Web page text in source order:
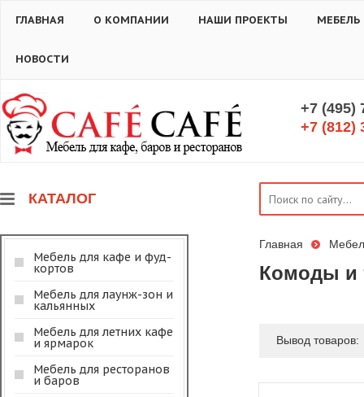
ГЛАВНАЯ О КОМПАНИИ НАШИ ПРОЕКТЫ
НОВОСТИ
+7 (495)
+7 (812)
КАТАЛОГ
Мебель для кафе и фуд-
кортов
Мебель для лаунж-зон и
кальянных
Мебель для летних кафе
и ярмарок
Мебель для ресторанов
и баров
Главная
Комоды и
Вывод товаров: